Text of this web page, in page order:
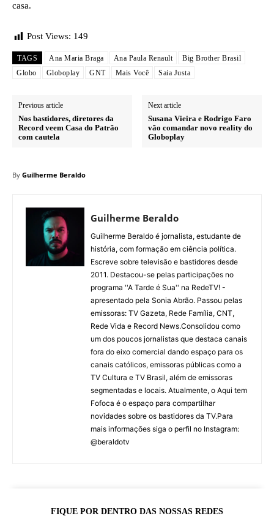
casa.
Post Views: 149
TAGS Ana Maria Braga Ana Paula Renault
Big Brother Brasil
Globo
Globoplay GNT Mais Você Saia Justa
Previous article
Nos bastidores, diretores da
Record veem Casa do Patrão
com cautela
Next article
Susana Vieira e Rodrigo Faro
vão comandar novo reality do
Globoplay
By Guilherme Beraldo
Guilherme Beraldo
Guilherme Beraldo é jornalista, estudante de
história, com formação em ciência política.
Escreve sobre televisão e bastidores desde
2011. Destacou-se pelas participações no
programa ''A Tarde é Sua'' na RedeTV! -
apresentado pela Sonia Abrão. Passou pelas
emissoras: TV Gazeta, Rede Família, CNT,
Rede Vida e Record News.Consolidou como
um dos poucos jornalistas que destaca canais
fora do eixo comercial dando espaço para os
canais católicos, emissoras públicas como a
TV Cultura e TV Brasil, além de emissoras
segmentadas e locais. Atualmente, o Aqui tem
Fofoca é o espaço para compartilhar
novidades sobre os bastidores da TV.Para
mais informações siga o perfil no Instagram:
@beraldotv
FIQUE POR DENTRO DAS NOSSAS REDES